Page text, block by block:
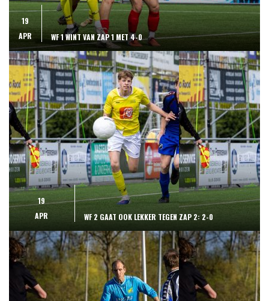
19
APR
WF 1 WINT VAN ZAP 1 MET 4-0
19
APR
WF 2 GAAT OOK LEKKER TEGEN ZAP 2: 2-0